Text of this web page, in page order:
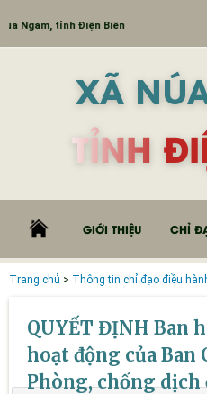
tỉnh Điện Biên
XÃ
TỈNH
GIỚI THIỆU CHỈ
Trang chủ > Thông tin chỉ đạo điều
QUYẾT ĐỊNH Ban
hoạt động của Ban
Phòng, chống dịch